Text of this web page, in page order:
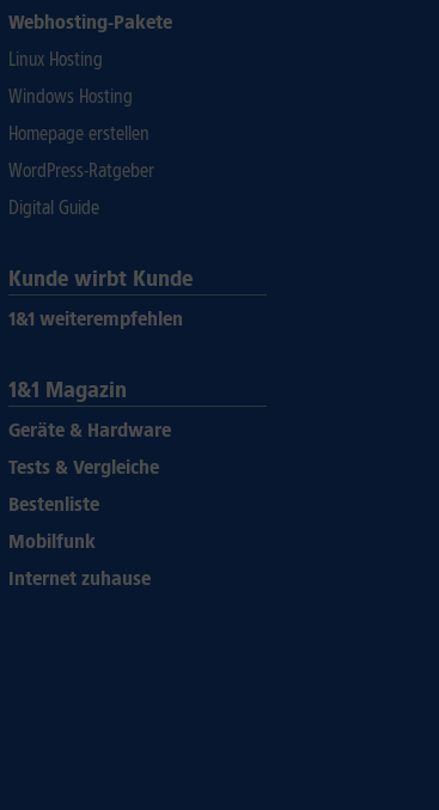
Webhosting-Pakete
Linux Hosting
Windows Hosting
Homepage erstellen
WordPress-Ratgeber
Digital Guide
Kunde wirbt Kunde
1&1 weiterempfehlen
1&1 Magazin
Geräte & Hardware
Tests & Vergleiche
Bestenliste
Mobilfunk
Internet zuhause